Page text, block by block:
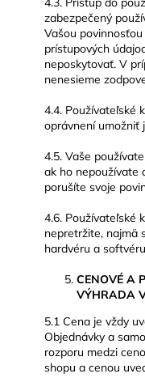
zabezpečený
Vašou
prístupových
neposkytovať. V
nenesieme
4.4. Používateľské
oprávnení umožniť
4.5. Vaše
ak ho nepoužívate
porušíte svoje
4.6. Používateľské
nepretržite, najmä
hardvéru a
CENOVÉ A
VÝHRADA
5.1 Cena je vždy
Objednávky a
rozporu medzi
shopu a cenou